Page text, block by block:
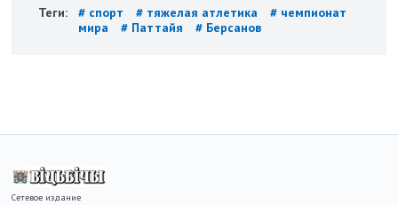
Теги: # спорт # тяжелая атлетика
# чемпионат
мира
# Паттайя # Берсанов
Сетевое издание